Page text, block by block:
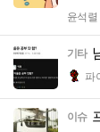
윤석렬
기타
파
이슈